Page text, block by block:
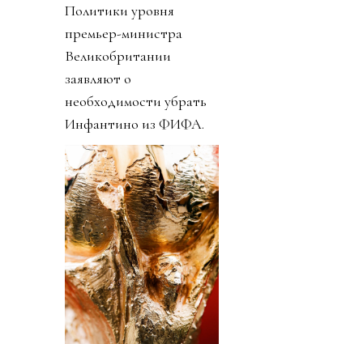
Политики уровня
премьер-министра
Великобритании
заявляют о
необходимости убрать
Инфантино из ФИФА.